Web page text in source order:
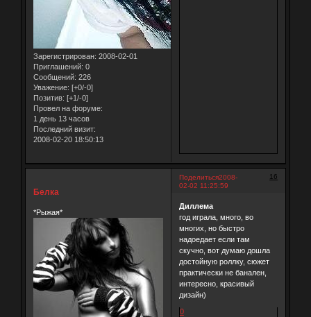
Зарегистрирован: 2008-02-01
Приглашений: 0
Сообщений: 226
Уважение: [+0/-0]
Позитив: [+1/-0]
Провел на форуме:
1 день 13 часов
Последний визит:
2008-02-20 18:50:13
Поделиться 16
2008-
02-02 11:25:59
Белка
*Рыжая*
Диллема
год играла, много, во
многих, но быстро
надоедает если там
скучно, вот думаю дошла
достойную роллку, сюжет
практически не банален,
интересно, красивый
дизайн)
0